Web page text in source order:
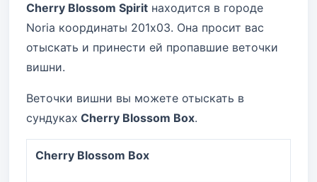
Cherry Blossom Spirit находится в городе
Noria координаты 201x03. Она просит вас
отыскать и принести ей пропавшие веточки
вишни.
Веточки вишни вы можете отыскать в
сундуках Cherry Blossom Box.
Cherry Blossom Box